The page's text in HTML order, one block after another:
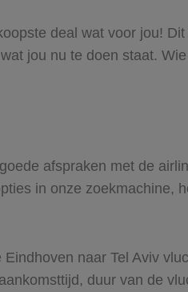
deal wat voor jou!
jou nu te doen staat.
afspraken met de
in onze zoekmachine,
naar Tel Aviv
duur van de